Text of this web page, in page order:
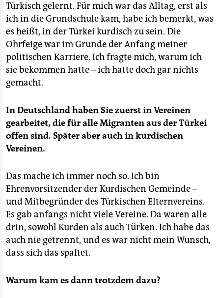
Türkisch gelernt. Für mich war das Alltag, erst als
ich in die Grundschule kam, habe ich bemerkt, was
es heißt, in der Türkei kurdisch zu sein. Die
Ohrfeige war im Grunde der Anfang meiner
politischen Karriere. Ich fragte mich, warum ich
sie bekommen hatte – ich hatte doch gar nichts
gemacht.
In Deutschland haben Sie zuerst in Vereinen
gearbeitet, die für alle Migranten aus der Türkei
offen sind. Später aber auch in kurdischen
Vereinen.
Das mache ich immer noch so. Ich bin
Ehrenvorsitzender der Kurdischen Gemeinde –
und Mitbegründer des Türkischen Elternvereins.
Es gab anfangs nicht viele Vereine. Da waren alle
drin, sowohl Kurden als auch Türken. Ich habe das
auch nie getrennt, und es war nicht mein Wunsch,
dass sich das spaltet.
Warum kam es dann trotzdem dazu?